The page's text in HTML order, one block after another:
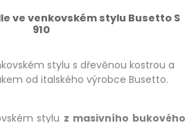
ve venkovském stylu Busetto S
910
stylu s dřevěnou kostrou a
od italského výrobce Busetto.
stylu z masivního bukového